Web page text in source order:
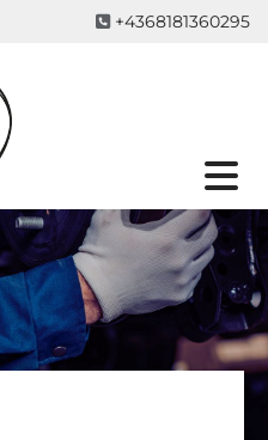
 +4368181360295